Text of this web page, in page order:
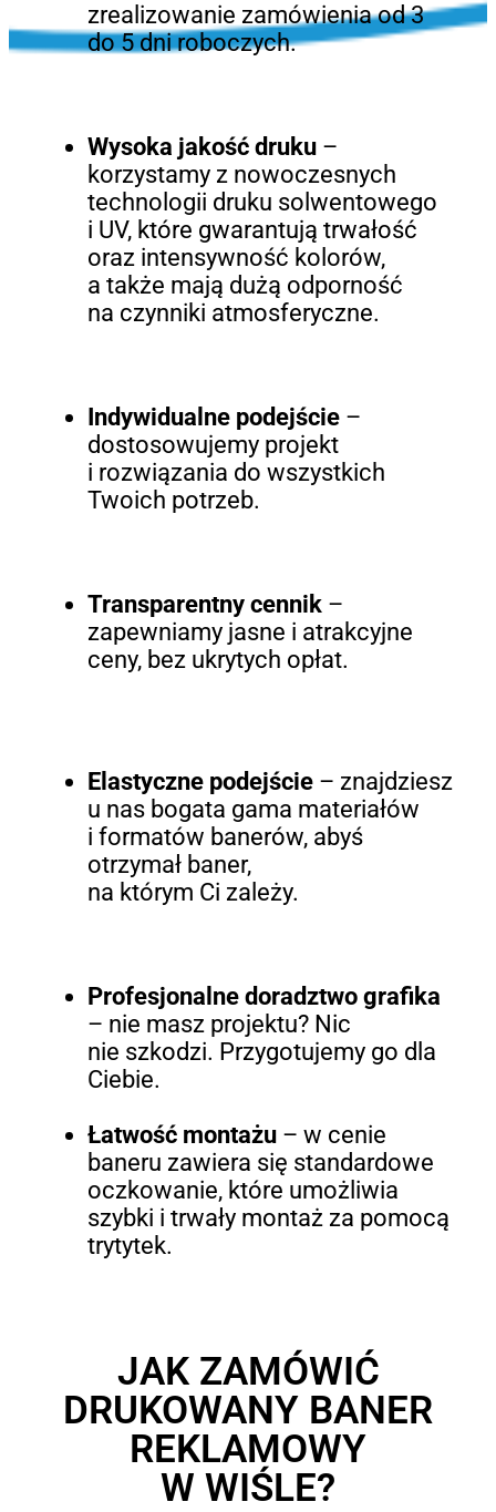
zrealizowanie zamówienia od 3
do 5 dni roboczych.
Wysoka jakość druku–
korzystamy z nowoczesnych
technologii druku solwentowego
i UV, które gwarantują trwałość
oraz intensywność kolorów,
a także mają dużą odporność
na czynniki atmosferyczne.
Indywidualne podejście–
dostosowujemy projekt
i rozwiązania do wszystkich
Twoich potrzeb.
Transparentny cennik–
zapewniamy jasne i atrakcyjne
ceny, bez ukrytych opłat.
Elastyczne podejście– znajdziesz
u nas bogata gama materiałów
i formatów banerów, abyś
otrzymał baner,
na którym Ci zależy.
Profesjonalne doradztwo grafika
– nie masz projektu? Nic
nie szkodzi. Przygotujemy go dla
Ciebie.
Łatwość montażu – w cenie
baneru zawiera się standardowe
oczkowanie, które umożliwia
szybki i trwały montaż za pomocą
trytytek.
JAK ZAMÓWIĆ
DRUKOWANY BANER
REKLAMOWY
W WIŚLE?